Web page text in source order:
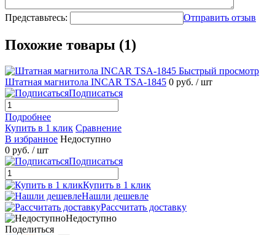
Представьтесь: Отправить отзыв
Похожие товары (1)
Быстрый просмотр
Штатная магнитола INCAR TSA-1845 0 руб. / шт
Подписаться
Подробнее
Купить в 1 клик Сравнение
В избранное Недоступно
0 руб. / шт
Подписаться
Купить в 1 клик
Нашли дешевле
Рассчитать доставку
Недоступно
Поделиться